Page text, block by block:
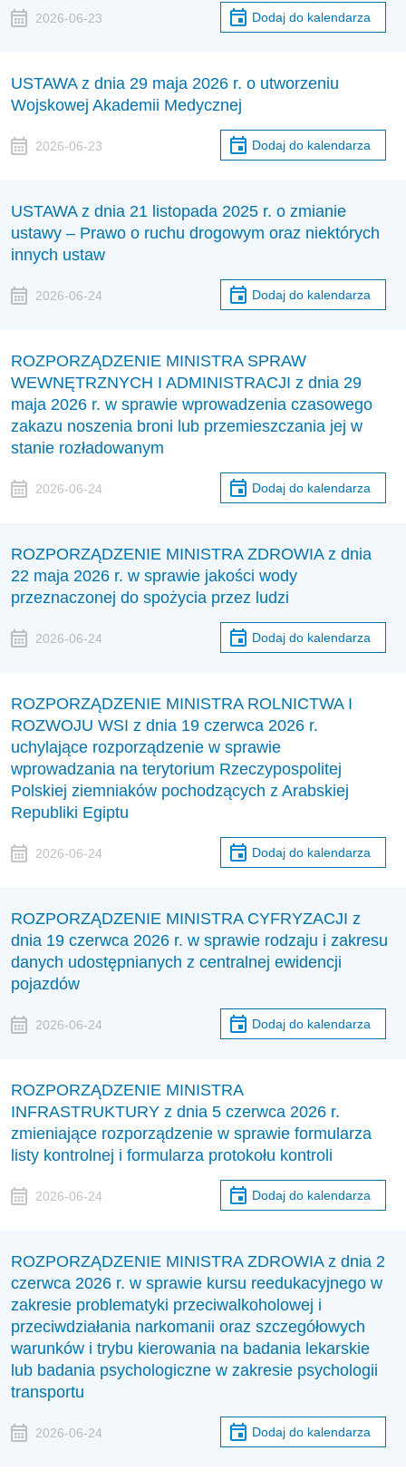
2026-06-23 Dodaj do kalendarza
USTAWA z dnia 29 maja 2026 r. o utworzeniu
Wojskowej Akademii Medycznej
2026-06-23 Dodaj do kalendarza
USTAWA z dnia 21 listopada 2025 r. o zmianie
ustawy – Prawo o ruchu drogowym oraz niektórych
innych ustaw
2026-06-24 Dodaj do kalendarza
ROZPORZĄDZENIE MINISTRA SPRAW
WEWNĘTRZNYCH I ADMINISTRACJI z dnia 29
maja 2026 r. w sprawie wprowadzenia czasowego
zakazu noszenia broni lub przemieszczania jej w
stanie rozładowanym
2026-06-24 Dodaj do kalendarza
ROZPORZĄDZENIE MINISTRA ZDROWIA z dnia
22 maja 2026 r. w sprawie jakości wody
przeznaczonej do spożycia przez ludzi
2026-06-24 Dodaj do kalendarza
ROZPORZĄDZENIE MINISTRA ROLNICTWA I
ROZWOJU WSI z dnia 19 czerwca 2026 r.
uchylające rozporządzenie w sprawie
wprowadzania na terytorium Rzeczypospolitej
Polskiej ziemniaków pochodzących z Arabskiej
Republiki Egiptu
2026-06-24 Dodaj do kalendarza
ROZPORZĄDZENIE MINISTRA CYFRYZACJI z
dnia 19 czerwca 2026 r. w sprawie rodzaju i zakresu
danych udostępnianych z centralnej ewidencji
pojazdów
2026-06-24 Dodaj do kalendarza
ROZPORZĄDZENIE MINISTRA
INFRASTRUKTURY z dnia 5 czerwca 2026 r.
zmieniające rozporządzenie w sprawie formularza
listy kontrolnej i formularza protokołu kontroli
2026-06-24 Dodaj do kalendarza
ROZPORZĄDZENIE MINISTRA ZDROWIA z dnia 2
czerwca 2026 r. w sprawie kursu reedukacyjnego w
zakresie problematyki przeciwalkoholowej i
przeciwdziałania narkomanii oraz szczegółowych
warunków i trybu kierowania na badania lekarskie
lub badania psychologiczne w zakresie psychologii
transportu
2026-06-24 Dodaj do kalendarza